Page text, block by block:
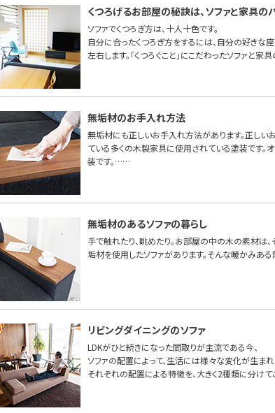
くつろげるお部屋の秘訣は、ソファと家具の
ソファでくつろぎ方は、十人十色です。
自分に合ったくつろぎ方をするには、自分の好きな
左右します。「くつろぐこと」にこだわったソファと
無垢材のお手入れ方法
無垢材にも正しいお手入れ方法があります。正しい
ている多くの木製家具に使用されている塗装です。
装です。……
無垢材のあるソファの暮らし
手で触れたり、眺めたり。お部屋の中の木の素材は
垢材を使用したソファがあります。そんな暖かみあ
リビングダイニングのソファ
LDKがひと続きになった間取りが主流である今、
ソファの配置によって、生活には様々な変化が生まれ
それぞれの配置による特徴を、大きく2種類に分け